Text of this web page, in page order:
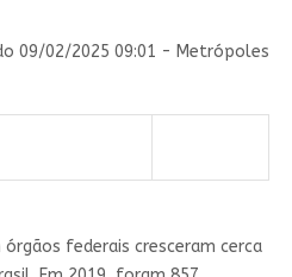
09/02/2025 09:01 - Metrópoles
órgãos federais cresceram cerca